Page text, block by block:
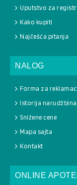
Uputstvo za
Kako kupiti
Najčešća pitanja
NALOG
Forma za
Istorija narudžbina
Snižene cene
Mapa sajta
Kontakt
ONLINE